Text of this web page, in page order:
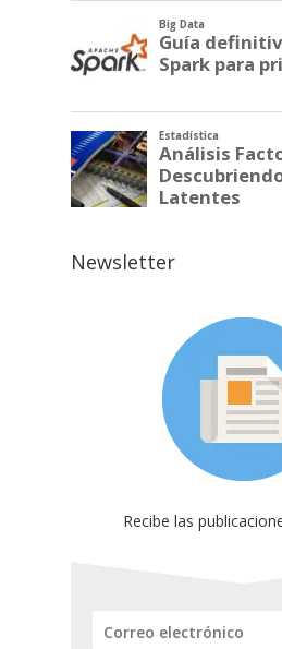
Newsletter
Recibe las